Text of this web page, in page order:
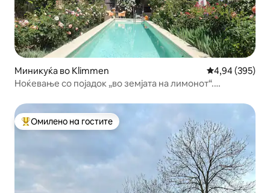
Миникуќа во Klimmen Просечна
4,94 (395)
Ноќевање со појадок „во земјата на лимонот“.
Меѓу најуспешните „Омилени на гостите“
Омилено на гостите